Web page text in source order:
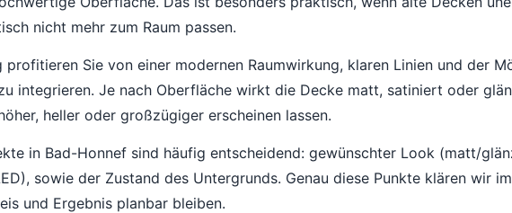
nicht mehr zum Raum passen.
profitieren Sie von einer modernen Raumwirkung, klaren Linien und der
integrieren. Je nach Oberfläche wirkt die Decke matt, satiniert oder
heller oder großzügiger erscheinen lassen.
in Bad-Honnef sind häufig entscheidend: gewünschter Look (matt/
sowie der Zustand des Untergrunds. Genau diese Punkte klären wir
und Ergebnis planbar bleiben.